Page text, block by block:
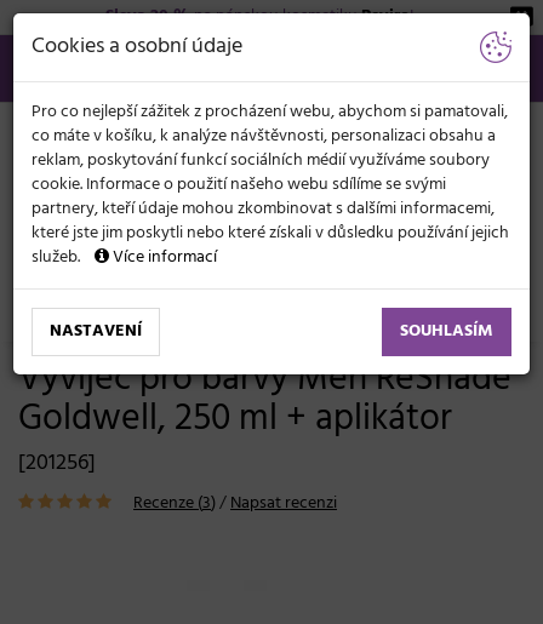
Sleva 20 %na pánskou kosmetikuBeviro!
566 440 099
info@svetkadernictvi.cz
Po−pá: 8−17
Vše o nákupu Kč
KATEGORIE
MENU
Vlasová kosmetika Barvy, melíry, přelivy
Přelivy
Pro obarvení bílých vlasů
Vyvíječ pro barvy Men ReShade
Goldwell, 250 ml + aplikátor
[201256]
Recenze (3)/Napsat recenzi
Cookies a osobní údaje
Pro co nejlepší zážitek z procházení webu, abychom si pamatovali,
co máte v košíku, k analýze návštěvnosti, personalizaci obsahu a
reklam, poskytování funkcí sociálních médií využíváme soubory
cookie. Informace o použití našeho webu sdílíme se svými
partnery, kteří údaje mohou zkombinovat s dalšími informacemi,
které jste jim poskytli nebo které získali v důsledku používání jejich
služeb.
Více informací
NASTAVENÍ SOUHLASÍM